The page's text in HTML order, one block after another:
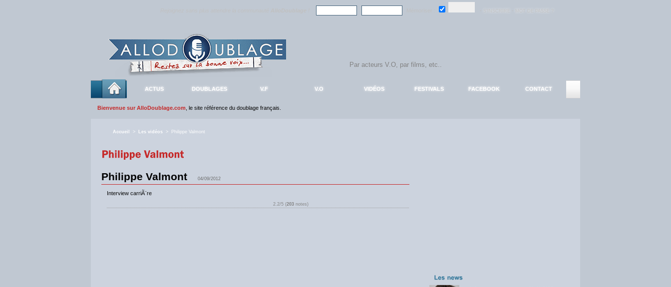
ACTUS DOUBLAGES V.F V.O VIDÉOS FESTIVALS FACEBOOK CONTACT
Bienvenue sur AlloDoublage.com , le site référence du doublage français.
Accueil > Les vidéos > Philippe Valmont
Philippe Valmont 04/09/2012
Interview carriÃ¨re
2.2/5 (203notes)